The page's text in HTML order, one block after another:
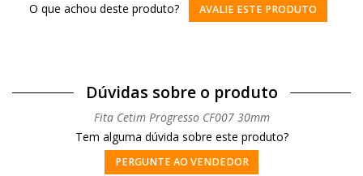
O que achou deste produto?
AVALIE ESTE PRODUTO
Dúvidas sobre o produto
Fita Cetim Progresso CF007 30mm
Tem alguma dúvida sobre este produto?
PERGUNTE AO VENDEDOR